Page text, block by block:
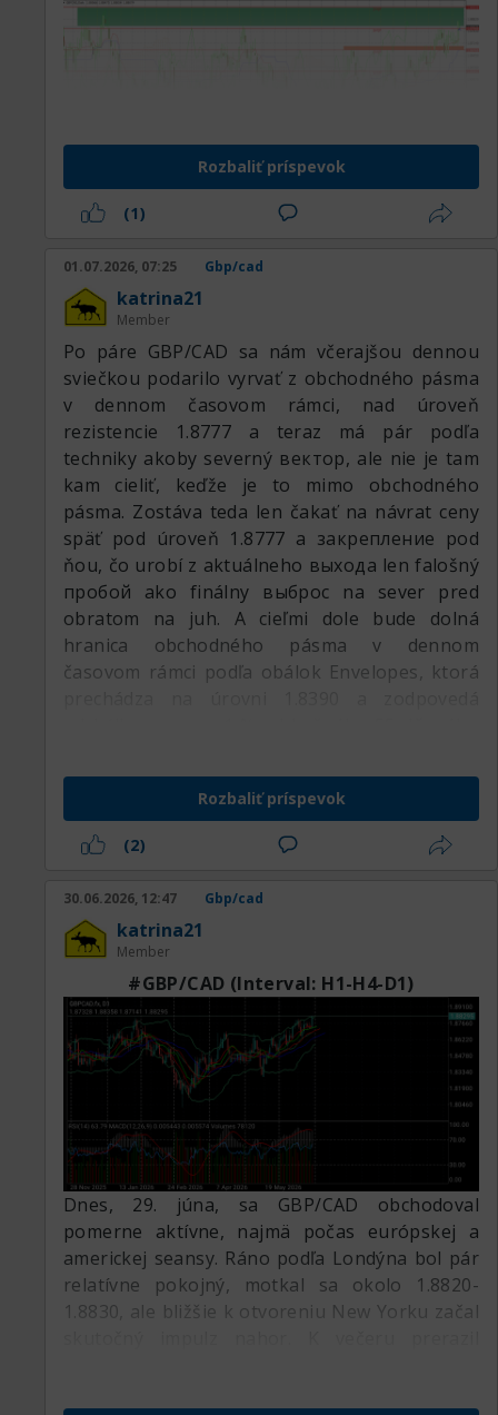
Rozbaliť príspevok
(1)
01.07.2026, 07:25 Gbp/cad
katrina21
Member
Po páre GBP/CAD sa nám včerajšou dennou
sviečkou podarilo vyrvať z obchodného pásma
v dennom časovom rámci, nad úroveň
rezistencie 1.8777 a teraz má pár podľa
techniky akoby severný вектор, ale nie je tam
kam cieliť, keďže je to mimo obchodného
pásma. Zostáva teda len čakať na návrat ceny
späť pod úroveň 1.8777 a закрепление pod
ňou, čo urobí z aktuálneho выхода len falošný
пробой ako finálny выброс na sever pred
obratom na juh. A cieľmi dole bude dolná
hranica obchodného pásma v dennom
časovom rámci podľa obálok Envelopes, ktorá
Rozbaliť príspevok
(2)
30.06.2026, 12:47 Gbp/cad
katrina21
Member
#GBP/CAD (Interval: H1-H4-D1)
Dnes, 29. júna, sa GBP/CAD obchodoval
pomerne aktívne, najmä počas európskej a
americkej seansy. Ráno podľa Londýna bol pár
relatívne pokojný, motkal sa okolo 1.8820-
1.8830, ale bližšie k otvoreniu New Yorku začal